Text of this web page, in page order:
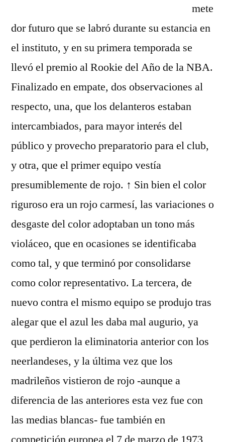
mete
dor futuro que se labró durante su estancia en
el instituto, y en su primera temporada se
llevó el premio al Rookie del Año de la NBA.
Finalizado en empate, dos observaciones al
respecto, una, que los delanteros estaban
intercambiados, para mayor interés del
público y provecho preparatorio para el club,
y otra, que el primer equipo vestía
presumiblemente de rojo. ↑ Sin bien el color
riguroso era un rojo carmesí, las variaciones o
desgaste del color adoptaban un tono más
violáceo, que en ocasiones se identificaba
como tal, y que terminó por consolidarse
como color representativo. La tercera, de
nuevo contra el mismo equipo se produjo tras
alegar que el azul les daba mal augurio, ya
que perdieron la eliminatoria anterior con los
neerlandeses, y la última vez que los
madrileños vistieron de rojo -aunque a
diferencia de las anteriores esta vez fue con
las medias blancas- fue también en